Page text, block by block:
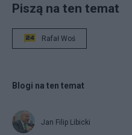
Piszą na ten temat
Rafał Woś
Blogi na ten temat
Jan Filip Libicki